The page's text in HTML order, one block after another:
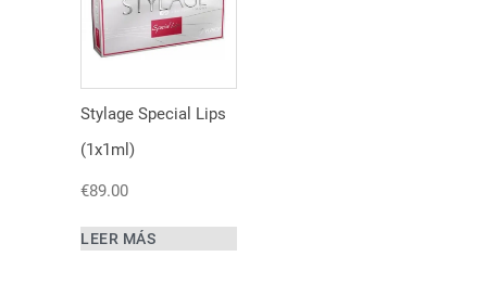
Stylage Special Lips
(1x1ml)
€89.00
LEER MÁS